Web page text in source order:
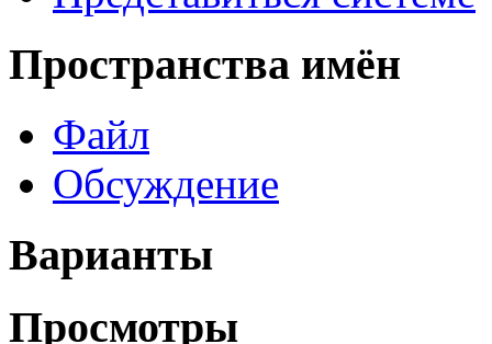
Пространства имён
Файл
Обсуждение
Варианты
Просмотры